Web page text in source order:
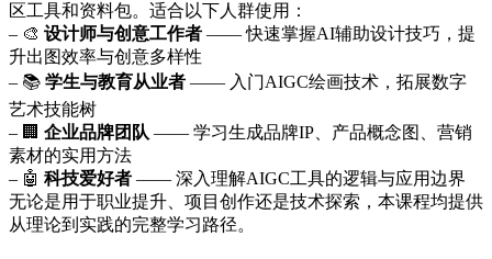
区工具和资料包。适合以下人群使用：
– 🎨 设计师与创意工作者 —— 快速掌握AI辅助设计技巧，提
升出图效率与创意多样性
– 📚 学生与教育从业者 —— 入门AIGC绘画技术，拓展数字
艺术技能树
– 🏢 企业品牌团队 —— 学习生成品牌IP、产品概念图、营销
素材的实用方法
– 🤖 科技爱好者 —— 深入理解AIGC工具的逻辑与应用边界
无论是用于职业提升、项目创作还是技术探索，本课程均提供
从理论到实践的完整学习路径。